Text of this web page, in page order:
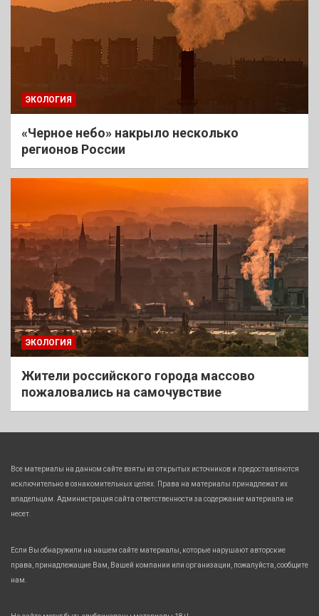
ЭКОЛОГИЯ
«Черное небо» накрыло несколько
регионов России
ЭКОЛОГИЯ
Жители российского города массово
пожаловались на самочувствие
Все материалы на данном сайте взяты из открытых источников и предоставляются
исключительно в ознакомительных целях. Права на материалы принадлежат их
владельцам. Администрация сайта ответственности за содержание материала не
несет.
Если Вы обнаружили на нашем сайте материалы, которые нарушают авторские
права, принадлежащие Вам, Вашей компании или организации, пожалуйста, сообщите
нам.